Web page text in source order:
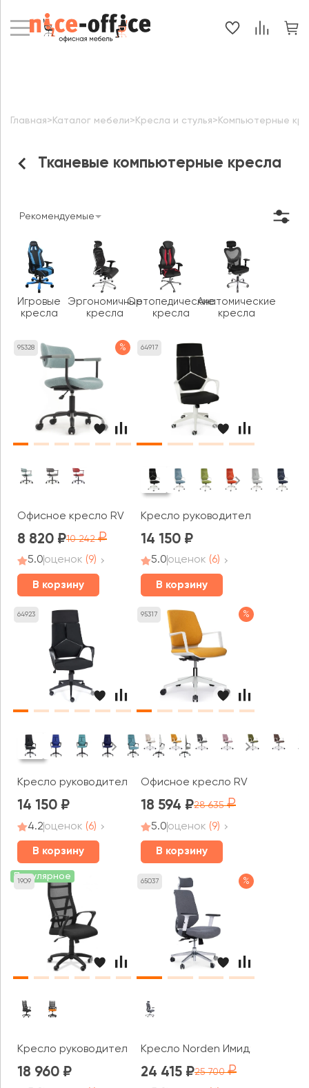
Тканевые компьютерные кресла
Главная> Каталог мебели> Кресла и стулья> Компьютерные
Рекомендуемые
95328 %
Офисное кресло RV ДИЗАЙН Колин / Kolin (W-231)
8 820 10 242
5.0оценок (9)
В корзину
64917
Кресло руководителя Norden
14 150
5.0оценок (6)
В корзину
64923
Кресло руководителя Norden Айкью / IQ черный
14 150
4.2оценок (6)
В корзину
95317 %
Офисное кресло RV ДИЗАЙН
18 594 28 635
5.0оценок (9)
В корзину
1909
Популярное
Кресло руководителя Top
18 960
65037 %
Кресло Norden Имидж gray 2
24 415 25 700
Игровые
кресла
Эргономичные
кресла
Ортопедические
кресла
Анатомические
кресла